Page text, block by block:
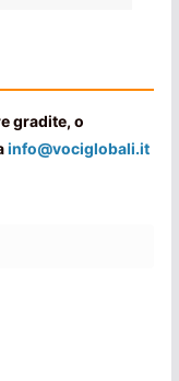
gradite, o
info@vociglobali.it